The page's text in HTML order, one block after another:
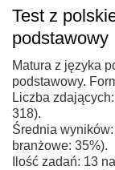
Test z
podstawowy
Matura z języka
podstawowy.
Liczba
318).
Średnia
branżowe: 35%).
Ilość zadań: 13